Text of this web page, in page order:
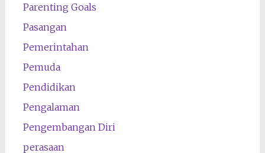
Parenting Goals
Pasangan
Pemerintahan
Pemuda
Pendidikan
Pengalaman
Pengembangan Diri
perasaan